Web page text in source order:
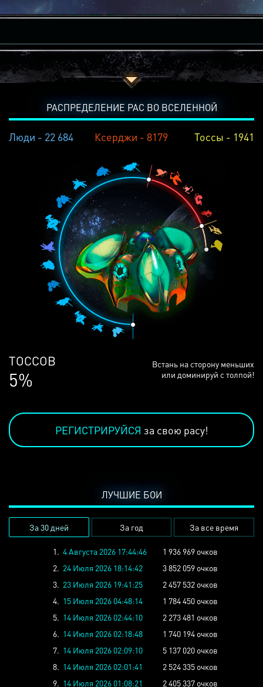
РАСПРЕДЕЛЕНИЕ РАС ВО ВСЕЛЕННОЙ
Люди - 22 684 Ксерджи - 8179 Тоссы - 1941
ЛЮДЕЙ
69%
Встань на сторону меньших
или доминируй с толпой!
РЕГИСТРИРУЙСЯ за свою расу!
ЛУЧШИЕ БОИ
За 30 дней За год За все время
1. 4 Августа 2026 17:44:46
1 936 969 очков
2. 24 Июля 2026 18:14:42
3 852 059 очков
3. 23 Июля 2026 19:41:25
2 457 532 очков
4. 15 Июля 2026 04:48:14
1 784 450 очков
5. 14 Июля 2026 02:44:10
2 273 481 очков
6. 14 Июля 2026 02:18:48
1 740 194 очков
7. 14 Июля 2026 02:09:10
5 137 020 очков
8. 14 Июля 2026 02:01:41
2 524 335 очков
9. 14 Июля 2026 01:08:21 2 405 337 очков